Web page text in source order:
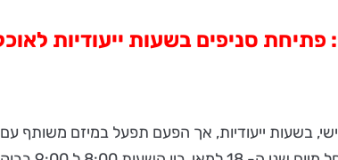
סניפים בשעות ייעודיות
בשעות ייעודיות, אך הפעם תפעל במיזם משותף